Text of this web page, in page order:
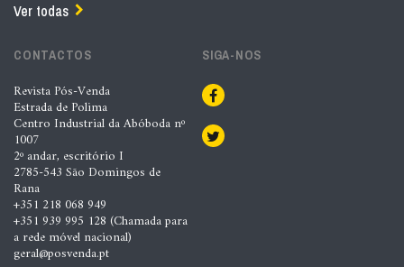
Ver todas
CONTACTOS
Revista Pós-Venda
Estrada de Polima
Centro Industrial da Abóboda nº
1007
2º andar, escritório I
2785-543 São Domingos de
Rana
+351 218 068 949
+351 939 995 128 (Chamada para
a rede móvel nacional)
geral@posvenda.pt
SIGA-NOS